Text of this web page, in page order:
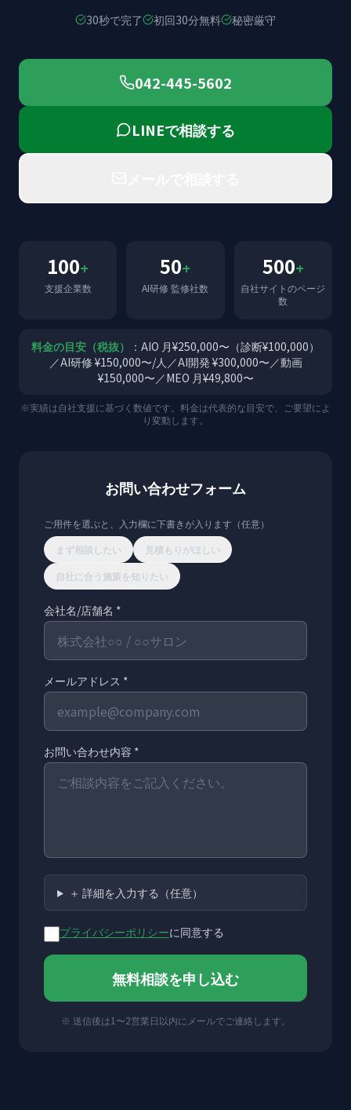
30秒で完了
初回30分無料 秘密厳守
042-445-5602
LINEで相談する
100+
支援企業数
50+
AI研修 監修社数
500+
自社サイトのページ
数
料金の目安（税抜）
：AIO 月¥250,000〜（診断¥100,000）
／AI研修 ¥150,000〜/人／AI開発 ¥300,000〜／動画
¥150,000〜／MEO 月¥49,800〜
※実績は自社支援に基づく数値です。料金は代表的な目安で、ご要望によ
り変動します。
お問い合わせフォーム
ご用件を選ぶと、入力欄に下書きが入ります（任意）
まず相談したい
見積もりがほしい
自社に合う施策を知りたい
会社名/店舗名 *
メールアドレス *
お問い合わせ内容 *
＋ 詳細を入力する（任意）
プライバシーポリシーに同意する
無料相談を申し込む
※ 送信後は1〜2営業日以内にメールでご連絡します。